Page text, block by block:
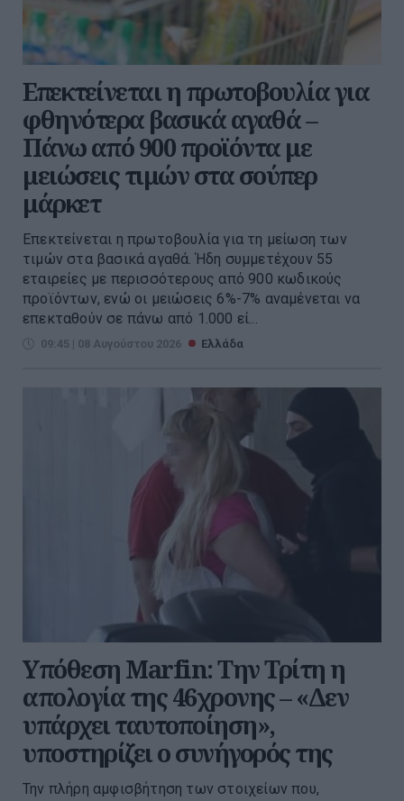
Επεκτείνεται η πρωτοβουλία για
φθηνότερα βασικά αγαθά –
Πάνω από 900 προϊόντα με
μειώσεις τιμών στα σούπερ
μάρκετ
Επεκτείνεται η πρωτοβουλία για τη μείωση των
τιμών στα βασικά αγαθά. Ήδη συμμετέχουν 55
εταιρείες με περισσότερους από 900 κωδικούς
προϊόντων, ενώ οι μειώσεις 6%-7% αναμένεται να
επεκταθούν σε πάνω από 1.000 εί...
09:45 | 08 Αυγούστου 2026 Ελλάδα
Υπόθεση Marfin: Την Τρίτη η
απολογία της 46χρονης – «Δεν
υπάρχει ταυτοποίηση»,
υποστηρίζει ο συνήγορός της
Την πλήρη αμφισβήτηση των στοιχείων που,